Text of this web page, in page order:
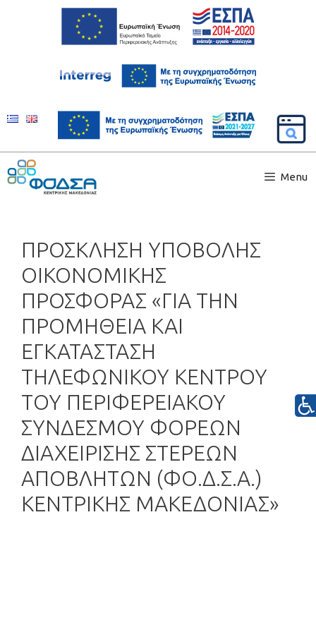
Menu
ΠΡΟΣΚΛΗΣΗ ΥΠΟΒΟΛΗΣ
ΟΙΚΟΝΟΜΙΚΗΣ
ΠΡΟΣΦΟΡΑΣ «ΓΙΑ ΤΗΝ
ΠΡΟΜΗΘΕΙΑ ΚΑΙ
ΕΓΚΑΤΑΣΤΑΣΗ
ΤΗΛΕΦΩΝΙΚΟΥ ΚΕΝΤΡΟΥ
ΤΟΥ ΠΕΡΙΦΕΡΕΙΑΚΟΥ
ΣΥΝΔΕΣΜΟΥ ΦΟΡΕΩΝ
ΔΙΑΧΕΙΡΙΣΗΣ ΣΤΕΡΕΩΝ
ΑΠΟΒΛΗΤΩΝ (ΦΟ.Δ.Σ.Α.)
ΚΕΝΤΡΙΚΗΣ ΜΑΚΕΔΟΝΙΑΣ»